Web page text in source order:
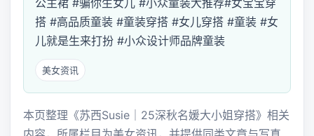
公主裙 #骗你生女儿 #小众童装大推荐#女宝宝穿
搭 #高品质童装 #童装穿搭 #女儿穿搭 #童装 #女
儿就是生来打扮 #小众设计师品牌童装
美女资讯
本页整理《苏西Susie｜25深秋名媛大小姐穿搭》相关